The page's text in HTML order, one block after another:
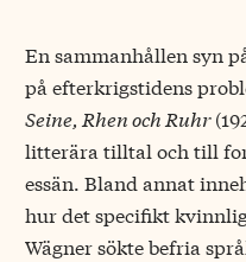
En sammanhållen syn
på efterkrigstidens
Seine, Rhen och Ruhr
litterära tilltal och till
essän. Bland annat
hur det specifikt
Wägner sökte befria